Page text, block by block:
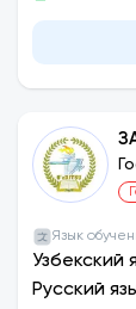
Язык
Узбекский
Русский